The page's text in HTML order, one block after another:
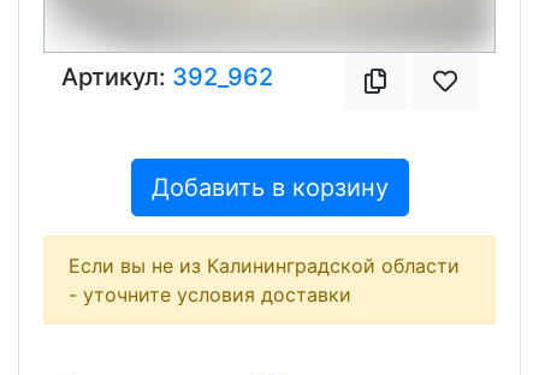
Артикул: 392_962
Добавить в корзину
Если вы не из Калининградской области
- уточните условия доставки